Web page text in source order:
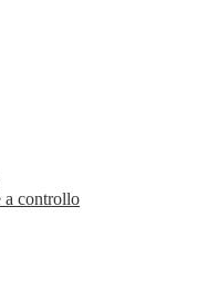
a controllo